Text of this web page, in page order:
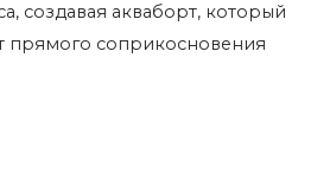
создавая акваборт, который
прямого соприкосновения